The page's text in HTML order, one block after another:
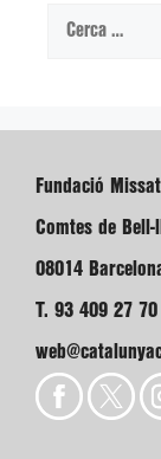
Cerca:
Fundació
Comtes de
08014
T. 93 409 27